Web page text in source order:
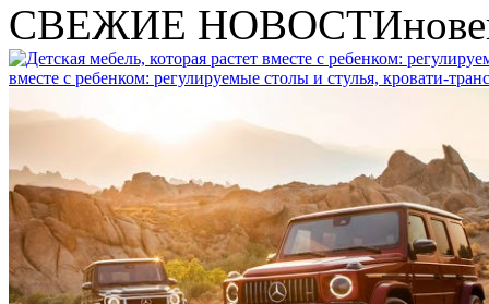
СВЕЖИЕ НОВОСТИ
вместе с ребенком: регулируемые столы и стулья, кровати-